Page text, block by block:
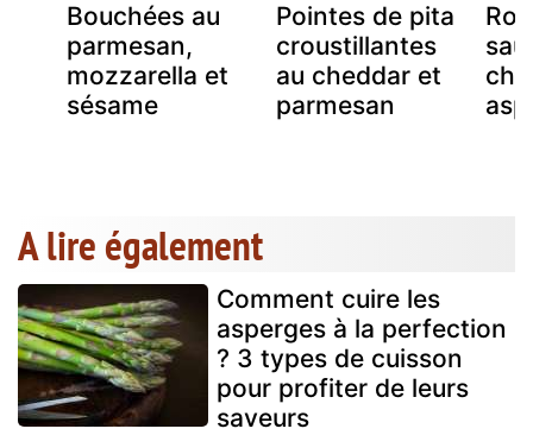
Bouchées au
parmesan,
mozzarella et
sésame
Pointes de pita
croustillantes
au cheddar et
parmesan
A lire également
Comment cuire les
asperges à la perfection
? 3 types de cuisson
pour profiter de leurs
saveurs